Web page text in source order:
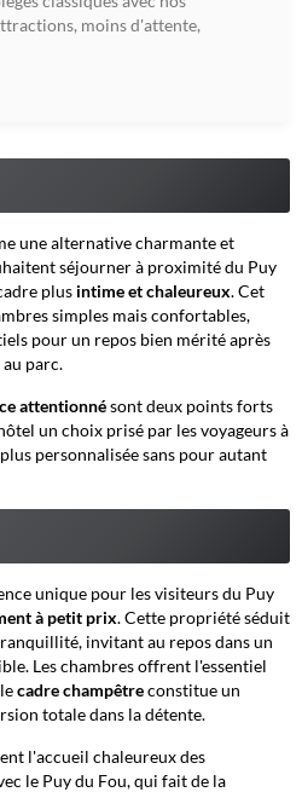
moins d'attente,
une alternative charmante et
séjourner à proximité du Puy
plus intime et chaleureux. Cet
simples mais confortables,
pour un repos bien mérité après
parc.
attentionnésont deux points forts
un choix prisé par les voyageurs à
personnalisée sans pour autant
unique pour les visiteurs du Puy
à petit prix. Cette propriété séduit
invitant au repos dans un
Les chambres offrent l'essentiel
cadre champêtreconstitue un
totale dans la détente.
l'accueil chaleureux des
le Puy du Fou, qui fait de la